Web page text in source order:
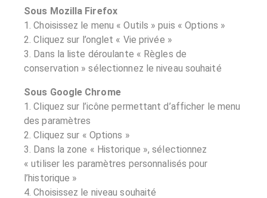
Sous Mozilla Firefox
1. Choisissez le menu « Outils » puis « Options »
2. Cliquez sur l’onglet « Vie privée »
3. Dans la liste déroulante « Règles de
conservation » sélectionnez le niveau souhaité
Sous Google Chrome
1. Cliquez sur l’icône permettant d’afficher le menu
des paramètres
2. Cliquez sur « Options »
3. Dans la zone « Historique », sélectionnez
« utiliser les paramètres personnalisés pour
l’historique »
4. Choisissez le niveau souhaité